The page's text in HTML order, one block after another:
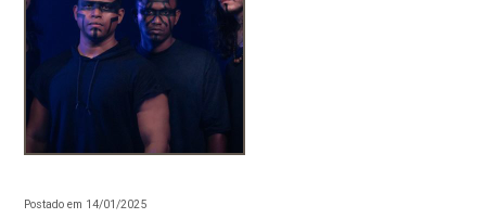
Postado em 14/01/2025